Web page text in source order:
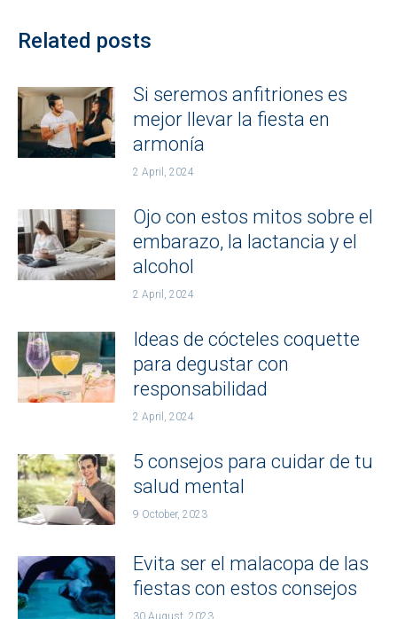
Related posts
Si seremos anfitriones es
mejor llevar la fiesta en
armonía
2 April, 2024
Ojo con estos mitos sobre el
embarazo, la lactancia y el
alcohol
2 April, 2024
Ideas de cócteles coquette
para degustar con
responsabilidad
2 April, 2024
5 consejos para cuidar de tu
salud mental
9 October, 2023
Evita ser el malacopa de las
fiestas con estos consejos